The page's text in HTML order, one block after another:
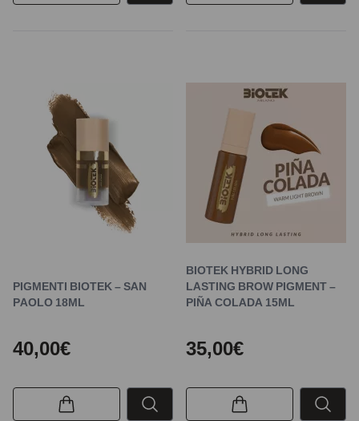
PIGMENTI BIOTEK – SAN
PAOLO 18ML
40,00€
BIOTEK HYBRID LONG
LASTING BROW PIGMENT –
PIÑA COLADA 15ML
35,00€